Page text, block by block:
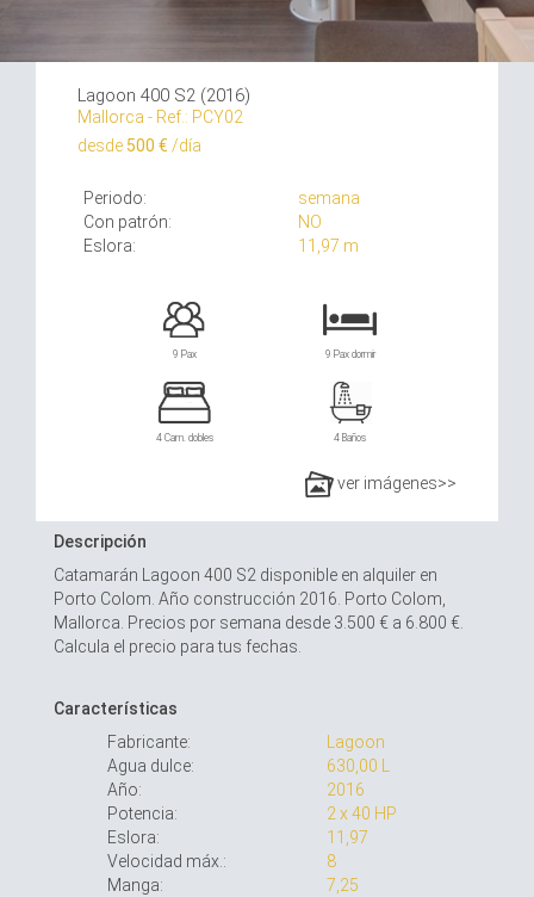
Lagoon 400 S2 (2016)
Mallorca - Ref.: PCY02
desde 500 € /día
Periodo:
semana
Con patrón:
NO
Eslora:
11,97 m
9 Pax 9 Pax dormir
4 Cam. dobles 4 Baños
ver imágenes>>
Descripción
Catamarán Lagoon 400 S2 disponible en alquiler en
Porto Colom. Año construcción 2016. Porto Colom,
Mallorca. Precios por semana desde 3.500 € a 6.800 €.
Calcula el precio para tus fechas.
Características
Fabricante:
Lagoon
Agua dulce:
630,00 L
Año:
2016
Potencia:
2 x 40 HP
Eslora:
11,97
Velocidad máx.:
8
Manga:
7,25